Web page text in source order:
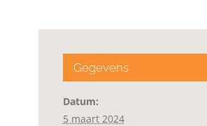
Gegevens
Datum:
5 maart 2024